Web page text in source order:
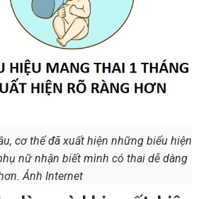
cơ thể đã xuất hiện những biểu hiện
nữ nhận biết mình có thai dễ dàng
Ảnh Internet